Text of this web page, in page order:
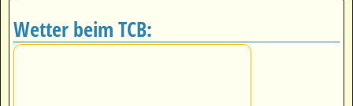
Wetter beim TCB: